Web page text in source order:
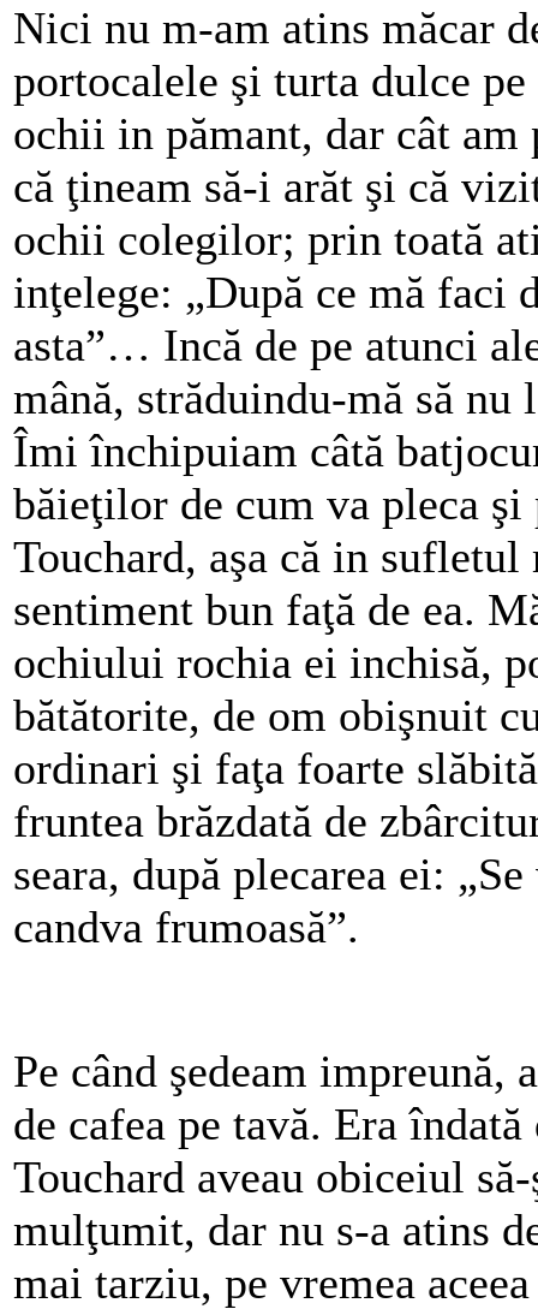
Nici nu m-am atins măcar
portocalele şi turta dulce
ochii in pămant, dar cât
că ţineam să-i arăt şi că
ochii colegilor; prin toată
inţelege: „După ce mă faci
asta”… Incă de pe atunci
mână, străduindu-mă să
Îmi închipuiam câtă
băieţilor de cum va pleca
Touchard, aşa că in
sentiment bun faţă de ea.
ochiului rochia ei inchisă,
bătătorite, de om obişnuit
ordinari şi faţa foarte
fruntea brăzdată de
seara, după plecarea ei:
candva frumoasă”.
Pe când şedeam impreună,
de cafea pe tavă. Era
Touchard aveau obiceiul
mulţumit, dar nu s-a atins
mai tarziu, pe vremea